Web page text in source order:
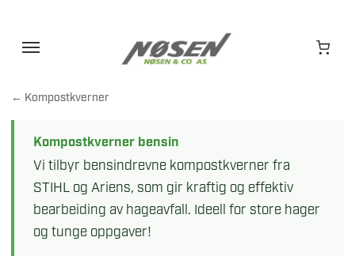
← Kompostkverner
Kompostkverner bensin
Vi tilbyr bensindrevne kompostkverner fra
STIHL og Ariens, som gir kraftig og effektiv
bearbeiding av hageavfall. Ideell for store hager
og tunge oppgaver!